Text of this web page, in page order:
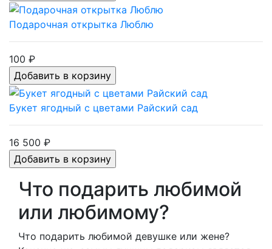
Подарочная открытка Люблю
100 ₽
Букет ягодный с цветами Райский сад
16 500 ₽
Что подарить любимой
или любимому?
Что подарить любимой девушке или жене?